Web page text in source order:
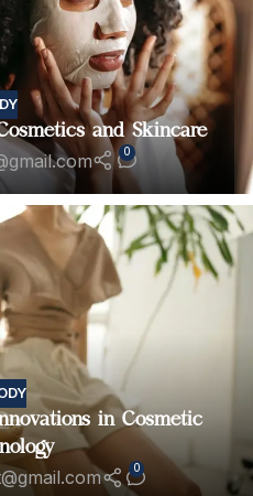
and Skincare
0
in Cosmetic
0